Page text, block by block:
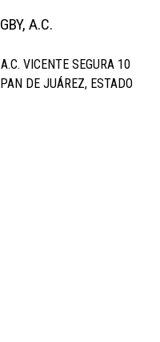
A.C.
VICENTE SEGURA 10
DE JUÁREZ, ESTADO